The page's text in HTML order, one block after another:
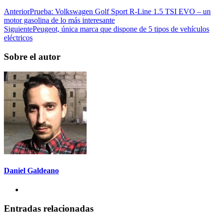
AnteriorPrueba: Volkswagen Golf Sport R-Line 1.5 TSI EVO – un
motor gasolina de lo más interesante
SiguientePeugeot, única marca que dispone de 5 tipos de vehículos
eléctricos
Sobre el autor
Daniel Galdeano
Entradas relacionadas